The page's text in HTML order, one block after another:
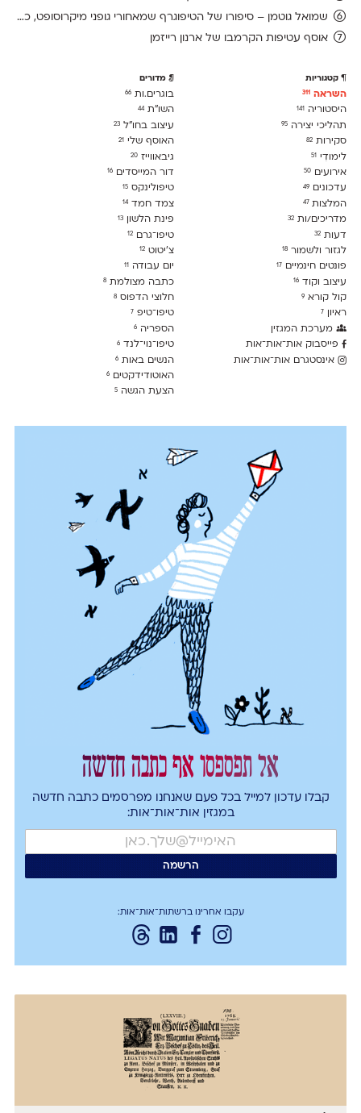
שמואל גוטמן – סיפורו של הטיפוגרף שמאחורי גופני מיקרוסופט, כפי שנחשף בארכיון של נינתו
אוסף עטיפות הקרמבו של ארנון רייזמן
קטגוריות
השראה 311
היסטוריה 141
תהליכי יצירה 95
סקירות 82
לימודִי 51
אירועים 50
עדכונים 49
המלצות47
מדריכים/ות 32
דעות 32
לגזור ולשמור 18
פונטים חינמיים 17
עיצוב וקוד 16
קול קורא 9
ראיון 7
מערכת המגזין
פייסבוק אות־אות־אות
אינסטגרם אות־אות־אות
מדורים
בוגרים.ות66
השו״ת44
עיצוב בחו"ל23
האוסף שלי21
גיבאווייז20
דור המייסדים16
טיפולינקס15
צמד חמד14
פינת הלשון13
טיפו־גרם12
צ׳יטוט12
יום עבודה11
כתבה מצולמת8
חלוצי הדפוס8
טיפו־טיפ7
הספריה6
טיפו־נוי־לנד6
הנשים באות6
האוטודידקטים6
הצעת הגשה5
אל תפספסו אף כתבה חדשה
קבלו עדכון למייל בכל פעם שאנחנו מפרסמים כתבה חדשה
במגזין אות־אות־אות:
עקבו אחרינו ברשתות־אות־אות: